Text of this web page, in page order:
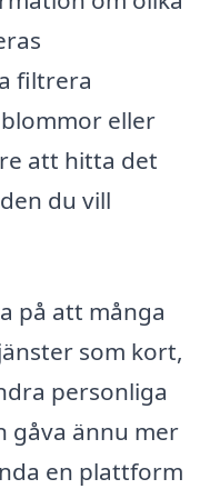
filtrera
eller
att hitta det
du vill
på att många
som kort,
personliga
gåva ännu mer
en plattform